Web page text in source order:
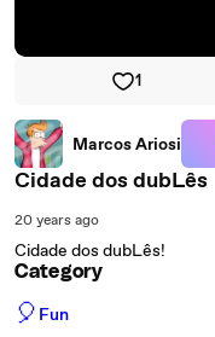
1
Marcos Ariosi
Cidade dos dubLês
20 years ago
Cidade dos dubLês!
Category
🎈 Fun